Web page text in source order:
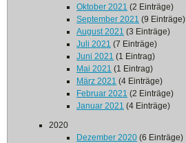
Oktober 2021 (2 Einträge)
September 2021 (9 Einträge)
August 2021 (3 Einträge)
Juli 2021 (7 Einträge)
Juni 2021 (1 Eintrag)
Mai 2021 (1 Eintrag)
März 2021 (4 Einträge)
Februar 2021 (2 Einträge)
Januar 2021 (4 Einträge)
2020
Dezember 2020 (6 Einträge)